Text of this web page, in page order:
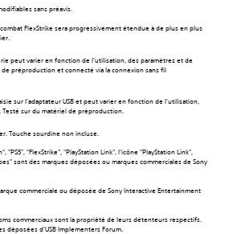
sans préavis.
FlexStrike sera progressivement étendue à de plus en plus
peut varier en fonction de l'utilisation, des paramètres et de
préproduction et connecté via la connexion sans fil
sur l'adaptateur USB et peut varier en fonction de l'utilisation,
sur du matériel de préproduction.
Touche sourdine non incluse.
"PS5", "FlexStrike", "PlayStation Link", l'icône "PlayStation Link",
sont des marques déposées ou marques commerciales de Sony
commerciale ou déposée de Sony Interactive Entertainment
commerciaux sont la propriété de leurs détenteurs respectifs.
déposées d'USB Implementers Forum.